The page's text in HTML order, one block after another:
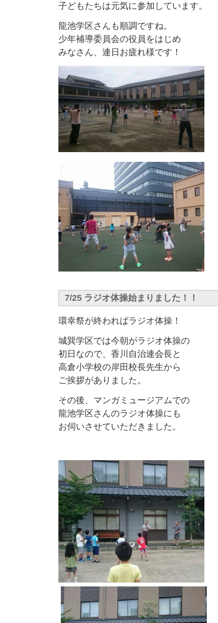
子どもたちは元気に参加しています。
龍池学区さんも順調ですね。
少年補導委員会の役員をはじめ
みなさん、連日お疲れ様です！
7/25 ラジオ体操始まりました！！
環幸祭が終わればラジオ体操！
城巽学区では今朝がラジオ体操の
初日なので、香川自治連会長と
高倉小学校の岸田校長先生から
ご挨拶がありました。
その後、マンガミュージアムでの
龍池学区さんのラジオ体操にも
お伺いさせていただきました。